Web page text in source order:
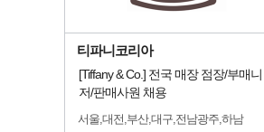
티파니코리아
[Tiffany & Co.] 전국 매장 점장/부매니
저/판매사원 채용
서울,대전,부산,대구,전남광주,하남